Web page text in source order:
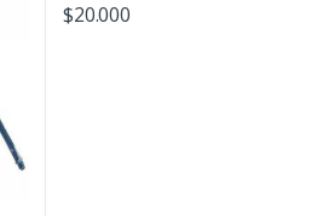
$20.000